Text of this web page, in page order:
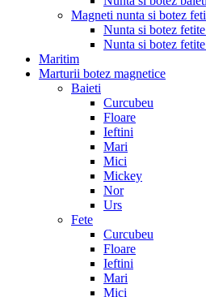
Magneti nunta si botez
Nunta si botez
Nunta si botez
Maritim
Marturii botez magnetice
Baieti
Curcubeu
Floare
Ieftini
Mari
Mici
Mickey
Nor
Urs
Fete
Curcubeu
Floare
Ieftini
Mari
Mici